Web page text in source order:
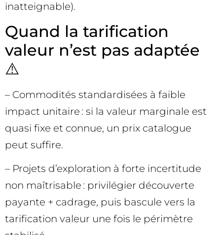
inatteignable).
Quand la tarification
valeur n’est pas adaptée
⚠️
– Commodités standardisées à faible
impact unitaire : si la valeur marginale est
quasi fixe et connue, un prix catalogue
peut suffire.
– Projets d’exploration à forte incertitude
non maîtrisable : privilégier découverte
payante + cadrage, puis bascule vers la
tarification valeur une fois le périmètre